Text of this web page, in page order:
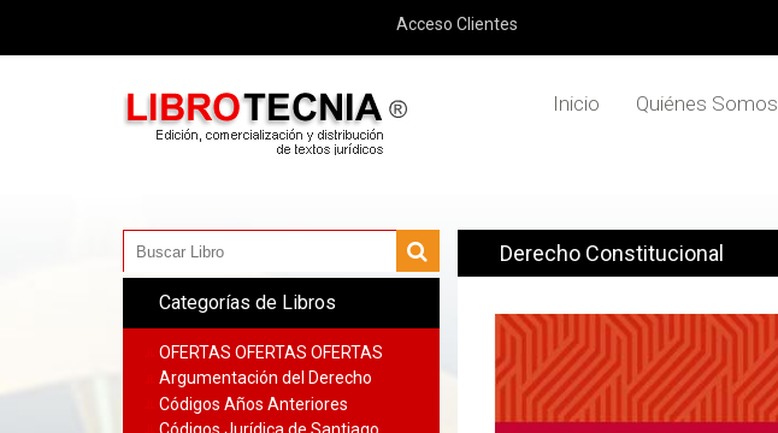
Acceso Clientes
Inicio Quiénes Somos
Categorías de Libros
OFERTAS OFERTAS OFERTAS
Argumentación del Derecho
Códigos Años Anteriores
Derecho Constitucional